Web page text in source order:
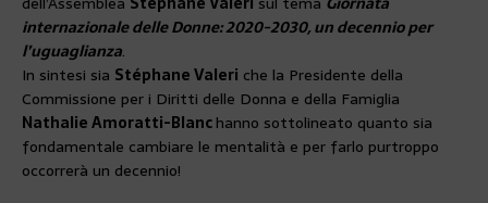
internazionale delle Donne: 2020-2030, un decennio per
l’uguaglianza.
In sintesi sia Stéphane Valeri che la Presidente della
Commissione per i Diritti delle Donna e della Famiglia
Nathalie Amoratti-Blanchanno sottolineato quanto sia
fondamentale cambiare le mentalità e per farlo purtroppo
occorrerà un decennio!